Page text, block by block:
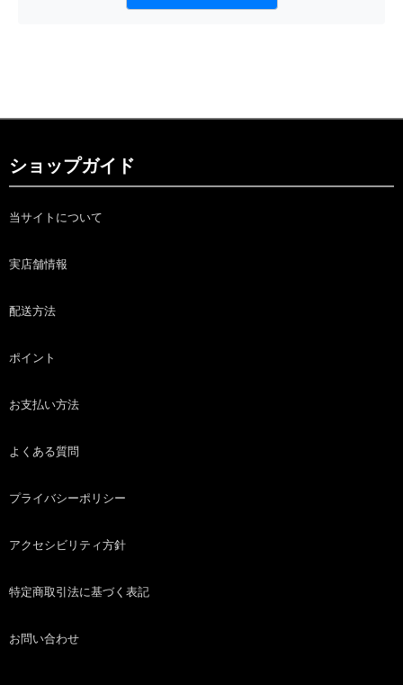
ショップガイド
当サイトについて
実店舗情報
配送方法
ポイント
お支払い方法
よくある質問
プライバシーポリシー
アクセシビリティ方針
特定商取引法に基づく表記
お問い合わせ